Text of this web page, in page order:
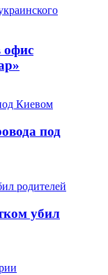
офис
под
убил